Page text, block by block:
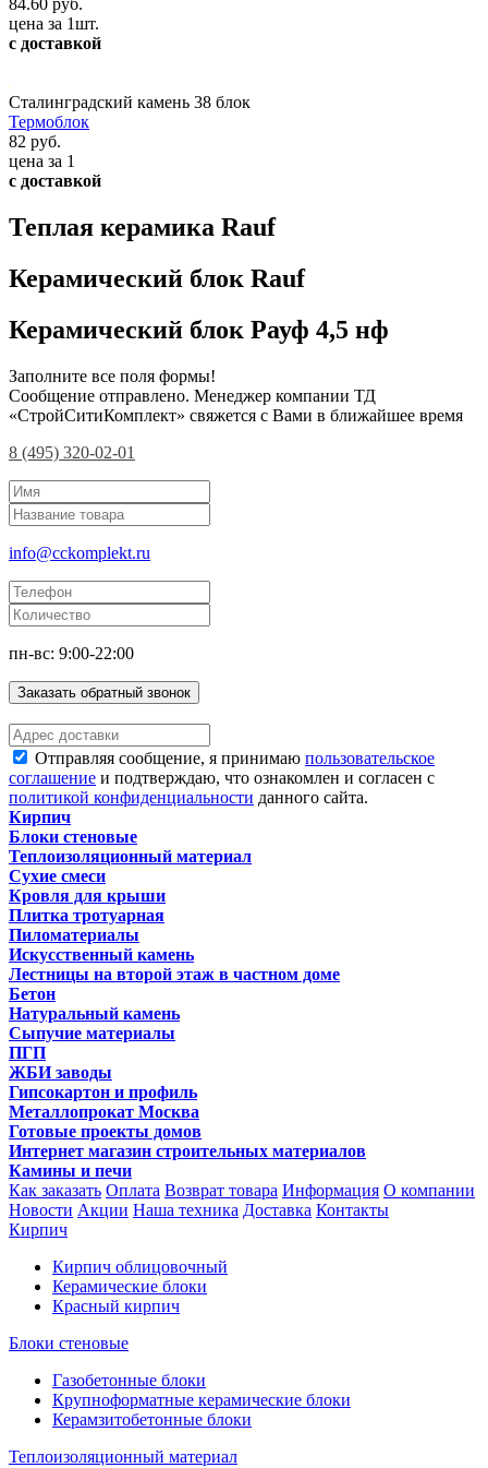
84.60 руб.
цена за 1шт.
с доставкой
Сталинградский камень 38 блок
Термоблок
82 руб.
цена за 1
с доставкой
Теплая керамика Rauf
Керамический блок Rauf
Керамический блок Рауф 4,5 нф
Заполните все поля формы!
Сообщение отправлено. Менеджер компании ТД
«СтройСитиКомплект» свяжется с Вами в ближайшее время
8 (495) 320-02-01
info@cckomplekt.ru
пн-вс: 9:00-22:00
Заказать обратный звонок
Отправляя сообщение, я принимаю пользовательское
соглашение и подтверждаю, что ознакомлен и согласен с
политикой конфиденциальности данного сайта.
Кирпич
Блоки стеновые
Теплоизоляционный материал
Сухие смеси
Кровля для крыши
Плитка тротуарная
Пиломатериалы
Искусственный камень
Лестницы на второй этаж в частном доме
Бетон
Натуральный камень
Сыпучие материалы
ПГП
ЖБИ заводы
Гипсокартон и профиль
Металлопрокат Москва
Готовые проекты домов
Интернет магазин строительных материалов
Камины и печи
Как заказать Оплата Возврат товара Информация О компании
Новости Акции Наша техника Доставка Контакты
Кирпич
Кирпич облицовочный
Керамические блоки
Красный кирпич
Блоки стеновые
Газобетонные блоки
Крупноформатные керамические блоки
Керамзитобетонные блоки
Теплоизоляционный материал